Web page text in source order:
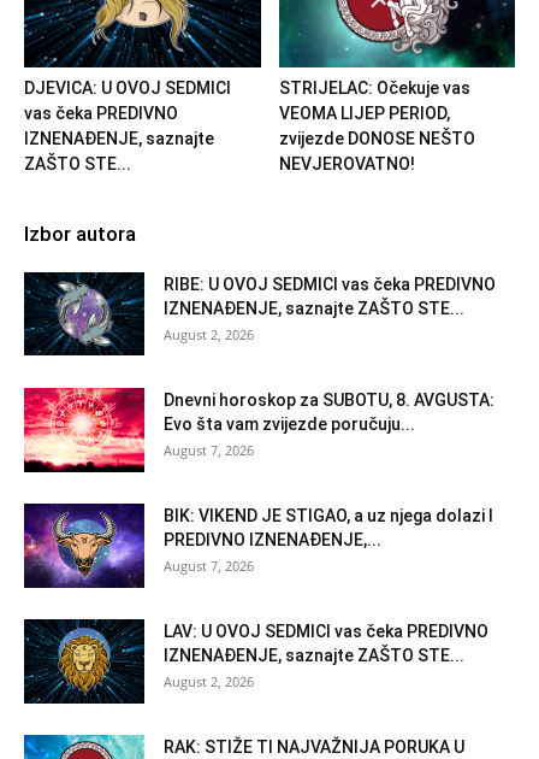
DJEVICA: U OVOJ SEDMICI
vas čeka PREDIVNO
IZNENAĐENJE, saznajte
ZAŠTO STE...
STRIJELAC: Očekuje vas
VEOMA LIJEP PERIOD,
zvijezde DONOSE NEŠTO
NEVJEROVATNO!
Izbor autora
RIBE: U OVOJ SEDMICI vas čeka PREDIVNO
IZNENAĐENJE, saznajte ZAŠTO STE...
August 2, 2026
Dnevni horoskop za SUBOTU, 8. AVGUSTA:
Evo šta vam zvijezde poručuju...
August 7, 2026
BIK: VIKEND JE STIGAO, a uz njega dolazi I
PREDIVNO IZNENAĐENJE,...
August 7, 2026
LAV: U OVOJ SEDMICI vas čeka PREDIVNO
IZNENAĐENJE, saznajte ZAŠTO STE...
August 2, 2026
RAK: STIŽE TI NAJVAŽNIJA PORUKA U